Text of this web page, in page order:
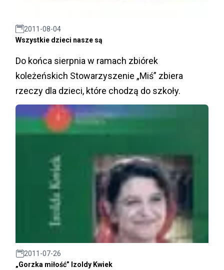
2011-08-04
Wszystkie dzieci nasze są
Do końca sierpnia w ramach zbiórek
koleżeńskich Stowarzyszenie „Miś” zbiera
rzeczy dla dzieci, które chodzą do szkoły.
2011-07-26
„Gorzka miłość” Izoldy Kwiek